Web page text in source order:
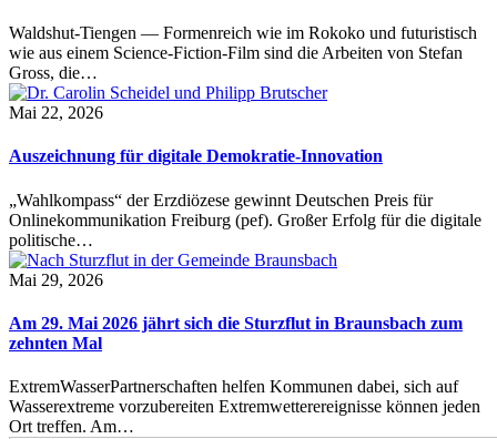
Waldshut-Tiengen — Formenreich wie im Rokoko und futuristisch
wie aus einem Science-Fiction-Film sind die Arbeiten von Stefan
Gross, die…
Mai 22, 2026
Auszeichnung für digitale Demokratie-Innovation
„Wahlkompass“ der Erzdiözese gewinnt Deutschen Preis für
Onlinekommunikation Freiburg (pef). Großer Erfolg für die digitale
politische…
Mai 29, 2026
Am 29. Mai 2026 jährt sich die Sturzflut in Braunsbach zum
zehnten Mal
ExtremWasserPartnerschaften helfen Kommunen dabei, sich auf
Wasserextreme vorzubereiten Extremwetterereignisse können jeden
Ort treffen. Am…